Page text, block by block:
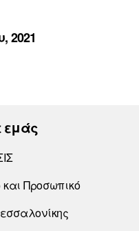
2021
εμάς
και Προσωπικό